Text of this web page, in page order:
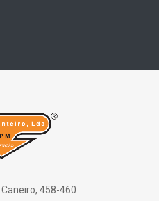
458-460